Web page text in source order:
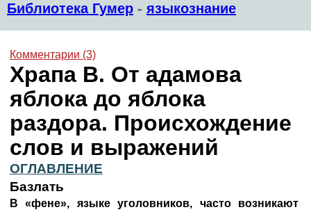
Библиотека Гумер - языкознание
Комментарии (3)
Храпа В. От адамова
яблока до яблока
раздора. Происхождение
слов и выражений
ОГЛАВЛЕНИЕ
Базлaть
В «фене», языке уголовников, часто возникают